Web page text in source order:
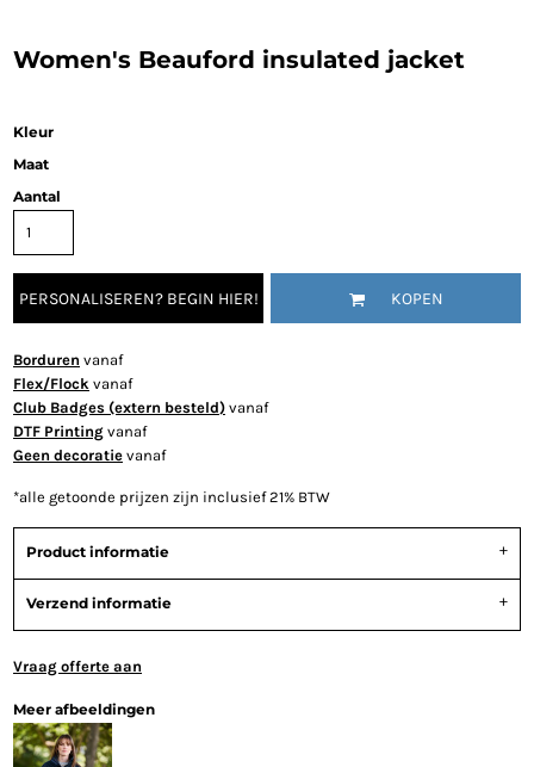
Women's Beauford insulated jacket
Kleur
Maat
Aantal
PERSONALISEREN? BEGIN HIER! KOPEN
Borduren vanaf
Flex/Flock vanaf
Club Badges (extern besteld) vanaf
DTF Printing vanaf
Geen decoratie vanaf
*alle getoonde prijzen zijn inclusief 21% BTW
Product informatie
Verzend informatie
Vraag offerte aan
Meer afbeeldingen